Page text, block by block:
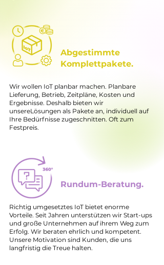
Abgestimmte
Komplettpakete.
Wir wollen IoT planbar machen. Planbare
Lieferung, Betrieb, Zeitpläne, Kosten und
Ergebnisse. Deshalb bieten wir
unsereLösungen als Pakete an, individuell auf
Ihre Bedürfnisse zugeschnitten. Oft zum
Festpreis.
Rundum-Beratung.
Richtig umgesetztes IoT bietet enorme
Vorteile. Seit Jahren unterstützen wir Start-ups
und große Unternehmen auf ihrem Weg zum
Erfolg. Wir beraten ehrlich und kompetent.
Unsere Motivation sind Kunden, die uns
langfristig die Treue halten.